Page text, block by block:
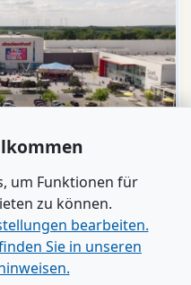
in Kaltenkirchen
um Funktionen für
zu können.
bearbeiten.
Sie in unseren